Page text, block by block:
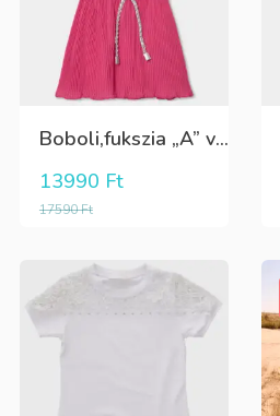
Boboli,fukszia „A” vonalú ruha,ezüst övvel
17590Ft
13990 Ft